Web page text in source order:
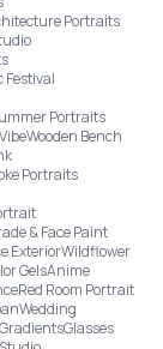
Portraits
Festival
Portraits
Wooden Bench
Portraits
& Face Paint
ExteriorWildflower
GelsAnime
Red Room Portrait
Wedding
GradientsGlasses